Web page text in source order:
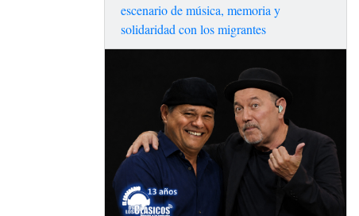
escenario de música, memoria y
solidaridad con los migrantes